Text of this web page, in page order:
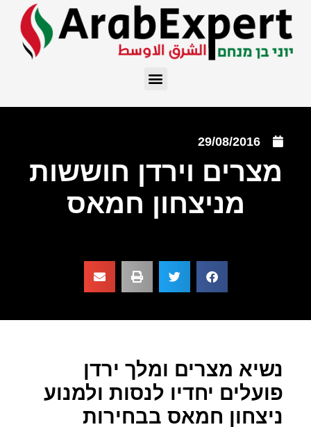
29/08/2016
מצרים וירדן חוששות
מניצחון חמאס
נשיא מצרים ומלך ירדן
פועלים יחדיו לנסות ולמנוע
ניצחון חמאס בבחירות